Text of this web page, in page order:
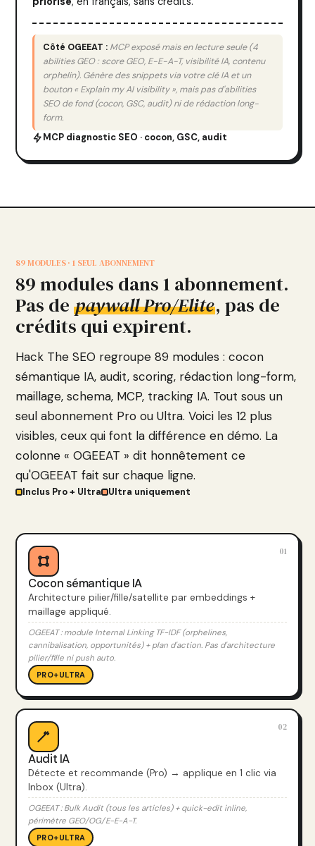
Côté OGEEAT : MCP exposé mais en lecture seule (4
abilities GEO : score GEO, E-E-A-T, visibilité IA, contenu
orphelin). Génère des snippets via votre clé IA et un
bouton « Explain my AI visibility », mais pas d'abilities
SEO de fond (cocon, GSC, audit) ni de rédaction long-
form.
MCP diagnostic SEO · cocon, GSC, audit
89 MODULES · 1 SEUL ABONNEMENT
89 modules dans 1 abonnement.
Pas depaywall Pro/Elite, pas de
crédits qui expirent.
Hack The SEO regroupe 89 modules : cocon
sémantique IA, audit, scoring, rédaction long-form,
maillage, schema, MCP, tracking IA. Tout sous un
seul abonnement Pro ou Ultra. Voici les 12 plus
visibles, ceux qui font la différence en démo. La
colonne « OGEEAT » dit honnêtement ce
qu'OGEEAT fait sur chaque ligne.
Inclus Pro + Ultra Ultra uniquement
01
Cocon sémantique IA
Architecture pilier/fille/satellite par embeddings +
maillage appliqué.
OGEEAT : module Internal Linking TF-IDF (orphelines,
cannibalisation, opportunités) + plan d'action. Pas d'architecture
pilier/fille ni push auto.
PRO+ULTRA
02
Audit IA
Détecte et recommande (Pro) → applique en 1 clic via
Inbox (Ultra).
OGEEAT : Bulk Audit (tous les articles) + quick-edit inline,
périmètre GEO/OG/E-E-A-T.
PRO+ULTRA